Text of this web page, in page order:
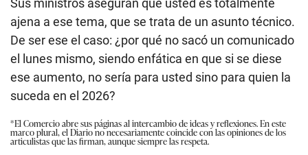
ajena a ese tema, que se trata de un asunto técnico.
De ser ese el caso: ¿por qué no sacó un comunicado
el lunes mismo, siendo enfática en que si se diese
ese aumento, no sería para usted sino para quien la
suceda en el 2026?
*El Comercio abre sus páginas al intercambio de ideas y reflexiones. En este
marco plural, el Diario no necesariamente coincide con las opiniones de los
articulistas que las firman, aunque siempre las respeta.